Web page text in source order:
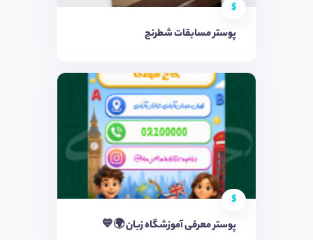
$
پوستر مسابقات شطرنج
$
پوستر معرفی آموزشگاه زبان 🌍💙